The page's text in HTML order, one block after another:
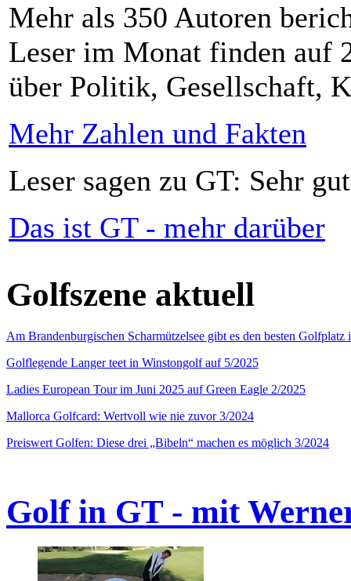
Mehr als 350 Autoren
Leser im Monat finden auf
über Politik, Gesellschaft,
Mehr Zahlen und Fakten
Leser sagen zu GT: Sehr
Das ist GT - mehr darüber
Golfszene aktuell
Am Brandenburgischen Scharmützelsee gibt es den besten
Golflegende Langer teet in Winstongolf auf 5/2025
Ladies European Tour im Juni 2025 auf Green Eagle 2/2025
Mallorca Golfcard: Wertvoll wie nie zuvor 3/2024
Preiswert Golfen: Diese drei „Bibeln“ machen es möglich 3/2024
Golf in GT - mit